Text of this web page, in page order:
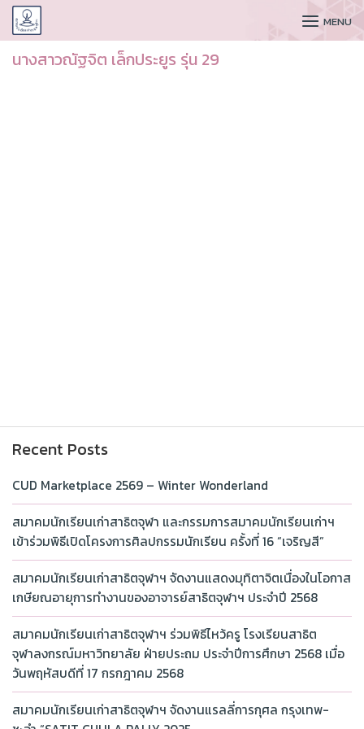
CUDAA MENU
นางสาวณัฐจิต เล็กประยูร รุ่น 29
Recent Posts
CUD Marketplace 2569 – Winter Wonderland
สมาคมนักเรียนเก่าสาธิตจุฬา และกรรมการสมาคมนักเรียนเก่าฯ
เข้าร่วมพิธีเปิดโครงการศิลปกรรมนักเรียน ครั้งที่ 16 “เจริญสี”
สมาคมนักเรียนเก่าสาธิตจุฬาฯ จัดงานแสดงมุทิตาจิตเนื่องในโอกาส
เกษียณอายุการทำงานของอาจารย์สาธิตจุฬาฯ ประจำปี 2568
สมาคมนักเรียนเก่าสาธิตจุฬาฯ ร่วมพิธีไหว้ครู โรงเรียนสาธิต
จุฬาลงกรณ์มหาวิทยาลัย ฝ่ายประถม ประจำปีการศึกษา 2568 เมื่อ
วันพฤหัสบดีที่ 17 กรกฎาคม 2568
สมาคมนักเรียนเก่าสาธิตจุฬาฯ จัดงานแรลลี่การกุศล กรุงเทพ-